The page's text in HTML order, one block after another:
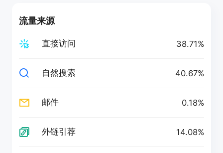
流量来源
直接访问 38.71%
自然搜索 40.67%
邮件 0.18%
外链引荐 14.08%